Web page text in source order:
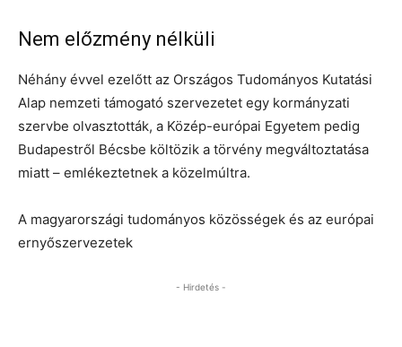
Nem előzmény nélküli
Néhány évvel ezelőtt az Országos Tudományos Kutatási
Alap nemzeti támogató szervezetet egy kormányzati
szervbe olvasztották, a Közép-európai Egyetem pedig
Budapestről Bécsbe költözik a törvény megváltoztatása
miatt – emlékeztetnek a közelmúltra.
A magyarországi tudományos közösségek és az európai
ernyőszervezetek
- Hirdetés -